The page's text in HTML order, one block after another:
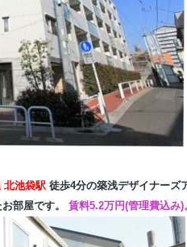
北池袋駅 徒歩4分の築浅デザイナーズ
部屋です。 賃料5.2万円(管理費込み)